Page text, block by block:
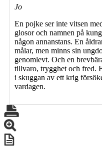
Jo
En pojke ser inte vitsen
glosor och namnen på
någon annanstans. En
målar, men minns sin
genomlevt. Och en
tillvaro, trygghet och fred.
i skuggan av ett krig
vardagen.